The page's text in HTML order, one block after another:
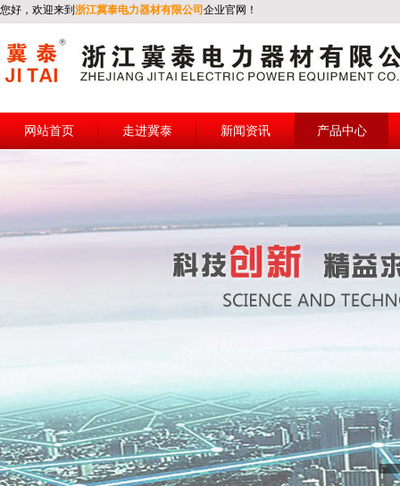
您好，欢迎来到 浙江冀泰电力器材有限公司 企业官网！
网站首页 走进冀泰 新闻资讯 产品中心